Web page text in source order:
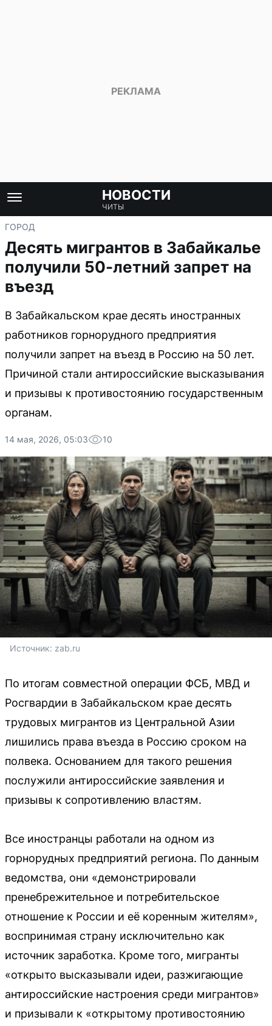
НОВОСТИ
ЧИТЫ
ГОРОД
Десять мигрантов в Забайкалье
получили 50-летний запрет на
въезд
В Забайкальском крае десять иностранных
работников горнорудного предприятия
получили запрет на въезд в Россию на 50 лет.
Причиной стали антироссийские высказывания
и призывы к противостоянию государственным
органам.
14 мая, 2026, 05:03 10
Источник: zab.ru
По итогам совместной операции ФСБ, МВД и
Росгвардии в Забайкальском крае десять
трудовых мигрантов из Центральной Азии
лишились права въезда в Россию сроком на
полвека. Основанием для такого решения
послужили антироссийские заявления и
призывы к сопротивлению властям.
Все иностранцы работали на одном из
горнорудных предприятий региона. По данным
ведомства, они «демонстрировали
пренебрежительное и потребительское
отношение к России и её коренным жителям»,
воспринимая страну исключительно как
источник заработка. Кроме того, мигранты
«открыто высказывали идеи, разжигающие
антироссийские настроения среди мигрантов»
и призывали к «открытому противостоянию